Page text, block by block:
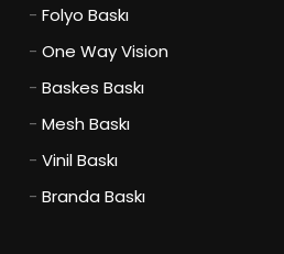
-Folyo Baskı
-One Way Vision
-Baskes Baskı
-Mesh Baskı
-Vinil Baskı
-Branda Baskı